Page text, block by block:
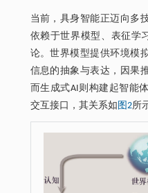
当前，具身智能正迈向多
依赖于世界模型、表征学
论。世界模型提供环境模
信息的抽象与表达，因果
而生成式AI则构建起智能
交互接口，其关系如 图2所